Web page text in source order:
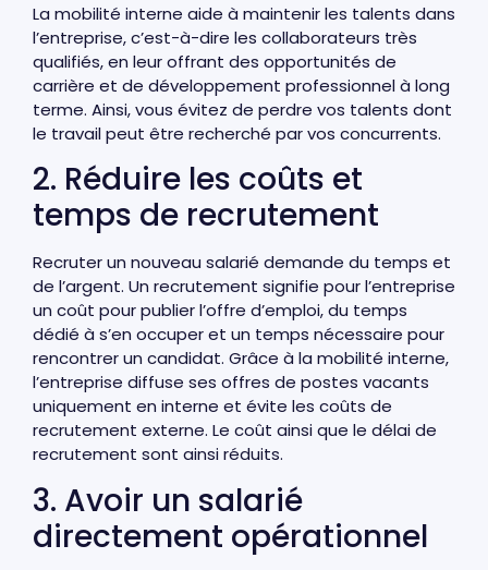
La mobilité interne aide à maintenir les talents dans
l’entreprise, c’est-à-dire les collaborateurs très
qualifiés, en leur offrant des opportunités de
carrière et de développement professionnel à long
terme. Ainsi, vous évitez de perdre vos talents dont
le travail peut être recherché par vos concurrents.
2. Réduire les coûts et
temps de recrutement
Recruter un nouveau salarié demande du temps et
de l’argent. Un recrutement signifie pour l’entreprise
un coût pour publier l’offre d’emploi, du temps
dédié à s’en occuper et un temps nécessaire pour
rencontrer un candidat. Grâce à la mobilité interne,
l’entreprise diffuse ses offres de postes vacants
uniquement en interne et évite les coûts de
recrutement externe. Le coût ainsi que le délai de
recrutement sont ainsi réduits.
3. Avoir un salarié
directement opérationnel